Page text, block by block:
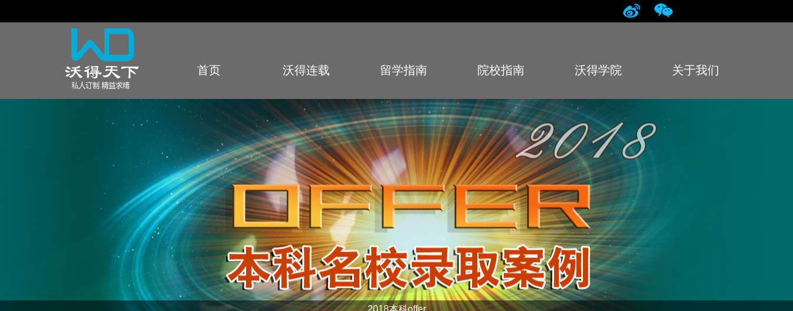
首页
Index
沃得连载
Story
留学指南
Guide
院校指南
School
沃得学院
College
关于我们